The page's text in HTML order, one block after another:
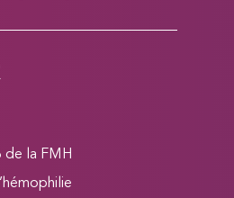
de la FMH